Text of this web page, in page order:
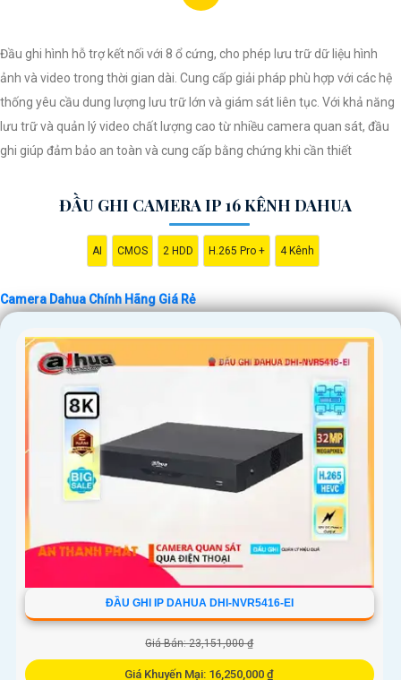
trải nghiệm sự ổn định và chất lượng vượt trội của Camera Dahua chính
Đầu ghi hình hỗ trợ kết nối với 8 ổ cứng, cho phép lưu trữ dữ liệu hình
ảnh và video trong thời gian dài. Cung cấp giải pháp phù hợp với các hệ
thống yêu cầu dung lượng lưu trữ lớn và giám sát liên tục. Với khả năng
lưu trữ và quản lý video chất lượng cao từ nhiều camera quan sát, đầu
ghi giúp đảm bảo an toàn và cung cấp bằng chứng khi cần thiết
ĐẦU GHI CAMERA IP 16 KÊNH DAHUA
AI CMOS 2 HDD H.265 Pro + 4 Kênh
Camera Dahua Chính Hãng Giá Rẻ
ĐẦU GHI IP DAHUA DHI-NVR5416-EI
Giá Bán: 23,151,000 ₫
Giá Khuyến Mại: 16,250,000 ₫